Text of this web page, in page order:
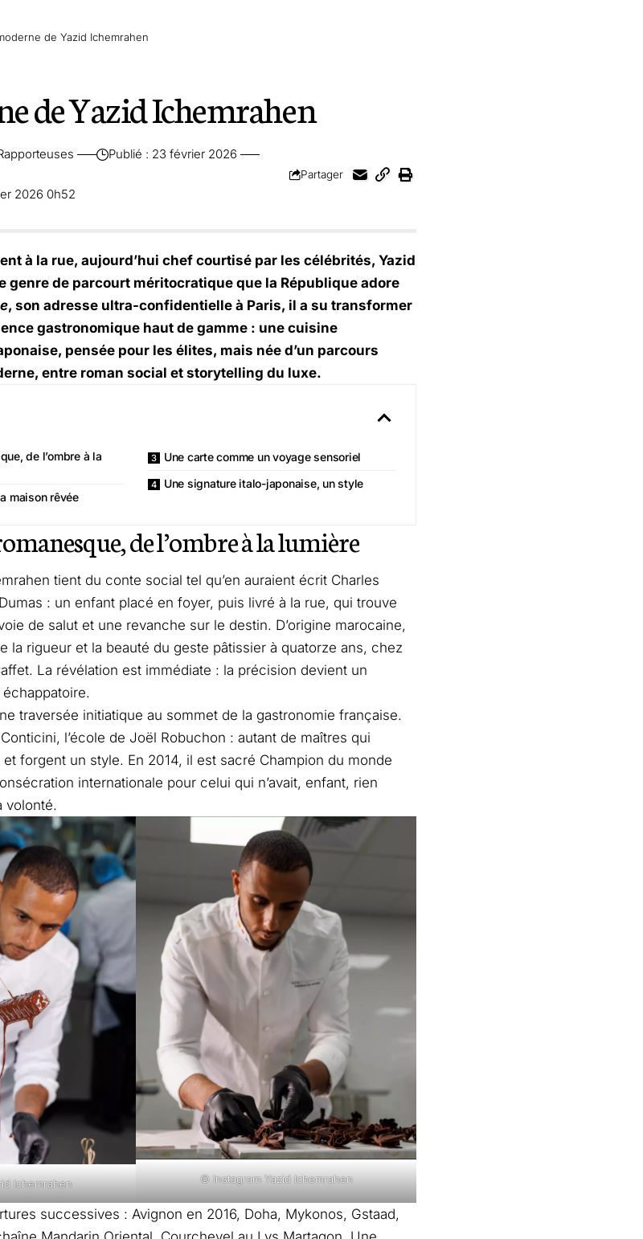
de Yazid Ichemrahen
de Yazid Ichemrahen
2026 0h52
Publié : 23 février 2026
Partager
à la rue, aujourd’hui chef courtisé par les célébrités, Yazid
genre de parcourt méritocratique que la République adore
, son adresse ultra-confidentielle à Paris, il a su transformer
gastronomique haut de gamme : une cuisine
pensée pour les élites, mais née d’un parcours
entre roman social et storytelling du luxe.
de l’ombre à la
maison rêvée
Une carte comme un voyage sensoriel
Une signature italo-japonaise, un style
de l’ombre à la lumière
tient du conte social tel qu’en auraient écrit Charles
: un enfant placé en foyer, puis livré à la rue, qui trouve
de salut et une revanche sur le destin. D’origine marocaine,
la rigueur et la beauté du geste pâtissier à quatorze ans, chez
La révélation est immédiate : la précision devient un
traversée initiatique au sommet de la gastronomie française.
l’école de Joël Robuchon : autant de maîtres qui
forgent un style. En 2014, il est sacré Champion du monde
internationale pour celui qui n’avait, enfant, rien
volonté.
Ichemrahen © Instagram Yazid Ichemrahen
successives : Avignon en 2016, Doha, Mykonos, Gstaad,